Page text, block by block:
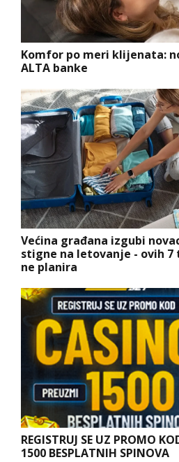
Komfor po meri klijenata:
ALTA banke
Većina građana izgubi
stigne na letovanje - ovih
ne planira
REGISTRUJ SE UZ PROMO
1500 BESPLATNIH SPINOVA